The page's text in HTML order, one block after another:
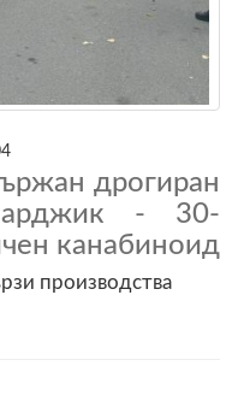
дрогиран
- 30-
канабиноид
производства